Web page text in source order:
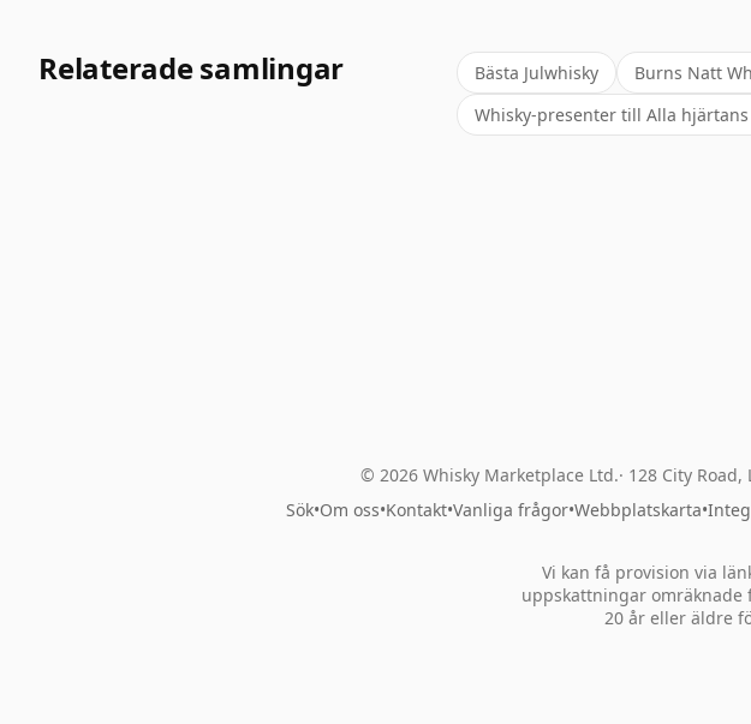
Relaterade samlingar Bästa Julwhisky Burns Natt
Whisky-presenter till Alla
© 2026 Whisky Marketplace Ltd. 128 City Road,
Sök•Om oss•Kontakt•Vanliga frågor•Webbplatskarta•
Vi kan få provision via
uppskattningar omräknade
20 år eller äldre